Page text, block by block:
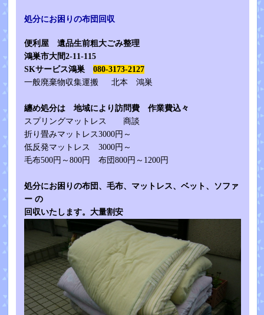
処分にお困りの布団回収
便利屋 遺品生前粗大ごみ整理
鴻巣市大間2-11-115
SKサービス鴻巣 080-3173-2127
一般廃棄物収集運搬 北本 鴻巣
纏め処分は 地域により訪問費 作業費込々
スプリングマットレス 商談
折り畳みマットレス3000円～
低反発マットレス 3000円～
毛布500円～800円 布団800円～1200円
処分にお困りの布団、毛布、マットレス、ベット、ソファ
ー の
回収いたします。大量割安